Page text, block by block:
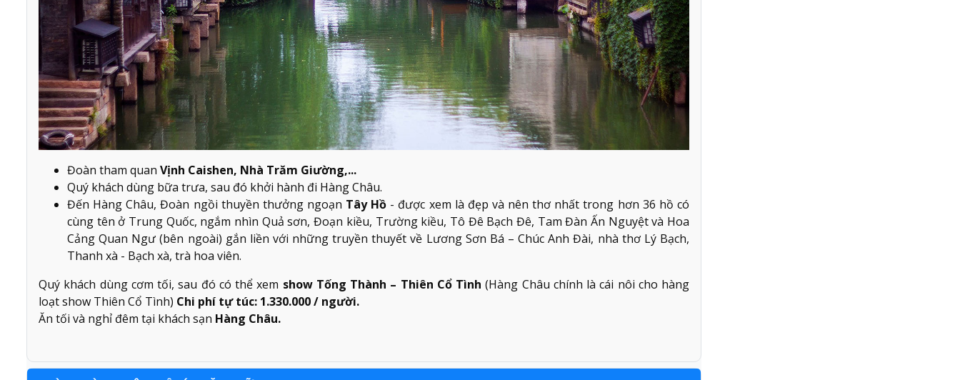
Đoàn tham quan Vịnh Caishen, Nhà Trăm Giường,...
Quý khách dùng bữa trưa, sau đó khởi hành đi Hàng Châu.
Đến Hàng Châu, Đoàn ngồi thuyền thưởng ngoạn Tây Hồ - được xem là đẹp và nên thơ nhất trong hơn 36 hồ có
cùng tên ở Trung Quốc, ngắm nhìn Quả sơn, Đoạn kiều, Trường kiều, Tô Đê Bạch Đê, Tam Đàn Ấn Nguyệt và Hoa
Cảng Quan Ngư (bên ngoài) gắn liền với những truyền thuyết về Lương Sơn Bá – Chúc Anh Đài, nhà thơ Lý Bạch,
Thanh xà - Bạch xà, trà hoa viên.
Quý khách dùng cơm tối, sau đó có thể xem show Tống Thành – Thiên Cổ Tình(Hàng Châu chính là cái nôi cho hàng
loạt show Thiên Cổ Tình) Chi phí tự túc: 1.330.000 / người.
Ăn tối và nghỉ đêm tại khách sạn Hàng Châu.